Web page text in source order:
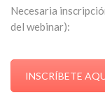
Necesaria
del webinar):
INSCRÍBETE